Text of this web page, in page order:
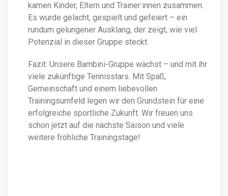
kamen Kinder, Eltern und Trainer:innen zusammen.
Es wurde gelacht, gespielt und gefeiert – ein
rundum gelungener Ausklang, der zeigt, wie viel
Potenzial in dieser Gruppe steckt.
Fazit: Unsere Bambini-Gruppe wächst – und mit ihr
viele zukünftige Tennisstars. Mit Spaß,
Gemeinschaft und einem liebevollen
Trainingsumfeld legen wir den Grundstein für eine
erfolgreiche sportliche Zukunft. Wir freuen uns
schon jetzt auf die nächste Saison und viele
weitere fröhliche Trainingstage!